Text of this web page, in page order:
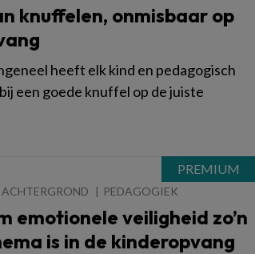
knuffelen, onmisbaar op
heeft elk kind en pedagogisch
een goede knuffel op de juiste
ACHTERGROND PEDAGOGIEK
emotionele veiligheid zo’n
is in de kinderopvang